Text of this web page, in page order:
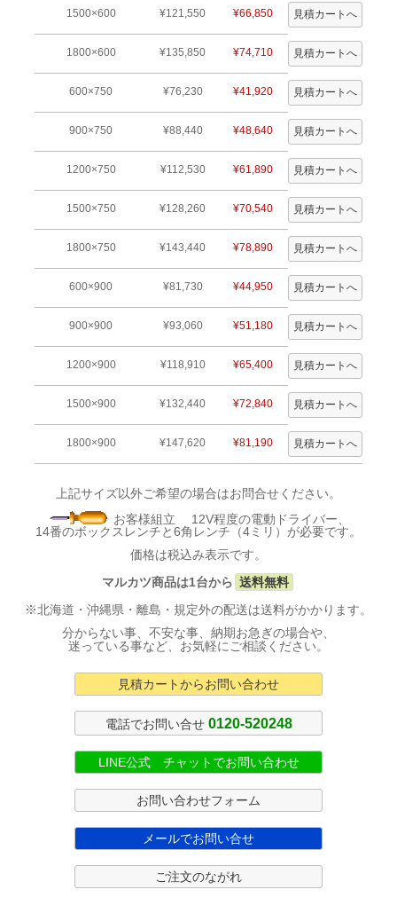
1500×600 ¥121,550 ¥66,850
1800×600 ¥135,850 ¥74,710
600×750 ¥76,230 ¥41,920
900×750 ¥88,440 ¥48,640
1200×750 ¥112,530 ¥61,890
1500×750 ¥128,260 ¥70,540
1800×750 ¥143,440 ¥78,890
600×900 ¥81,730 ¥44,950
900×900 ¥93,060 ¥51,180
1200×900 ¥118,910 ¥65,400
1500×900 ¥132,440 ¥72,840
1800×900 ¥147,620 ¥81,190
上記サイズ以外ご希望の場合はお問合せください。
お客様組立 12V程度の電動ドライバー、
14番のボックスレンチと6角レンチ（4ミリ）が必要です。
価格は税込み表示です。
マルカツ商品は1台から 送料無料
※北海道・沖縄県・離島・規定外の配送は送料がかかります。
分からない事、不安な事、納期お急ぎの場合や、
迷っている事など、お気軽にご相談ください。
見積カートからお問い合わせ
電話でお問い合せ 0120-520248
LINE公式 チャットでお問い合わせ
お問い合わせフォーム
メールでお問い合せ
ご注文のながれ